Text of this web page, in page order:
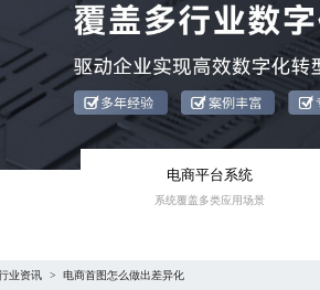
电商平台系统
系统覆盖多类应用场景
业资讯 > 电商首图怎么做出差异化